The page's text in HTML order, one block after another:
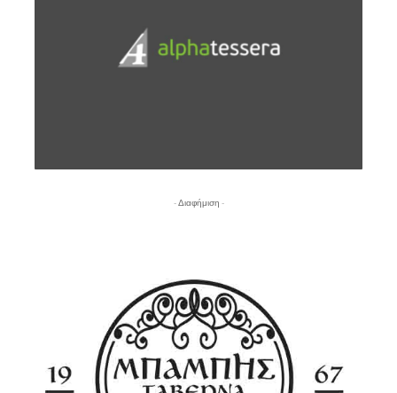
- Διαφήμιση -